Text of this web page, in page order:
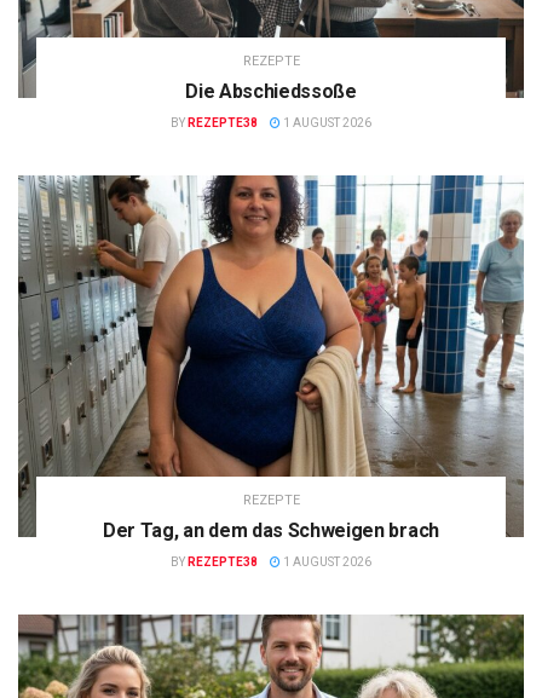
REZEPTE
Die Abschiedssoße
BY REZEPTE38 1 AUGUST 2026
REZEPTE
Der Tag, an dem das Schweigen brach
BY REZEPTE38 1 AUGUST 2026